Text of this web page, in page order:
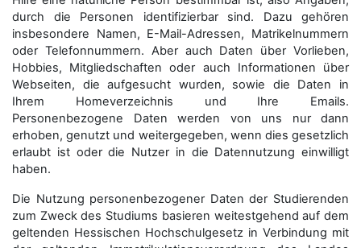
durch die Personen identifizierbar sind. Dazu gehören
insbesondere Namen, E-Mail-Adressen, Matrikelnummern
oder Telefonnummern. Aber auch Daten über Vorlieben,
Hobbies, Mitgliedschaften oder auch Informationen über
Webseiten, die aufgesucht wurden, sowie die Daten in
Ihrem Homeverzeichnis und Ihre Emails.
Personenbezogene Daten werden von uns nur dann
erhoben, genutzt und weitergegeben, wenn dies gesetzlich
erlaubt ist oder die Nutzer in die Datennutzung einwilligt
haben.
Die Nutzung personenbezogener Daten der Studierenden
zum Zweck des Studiums basieren weitestgehend auf dem
geltenden Hessischen Hochschulgesetz in Verbindung mit